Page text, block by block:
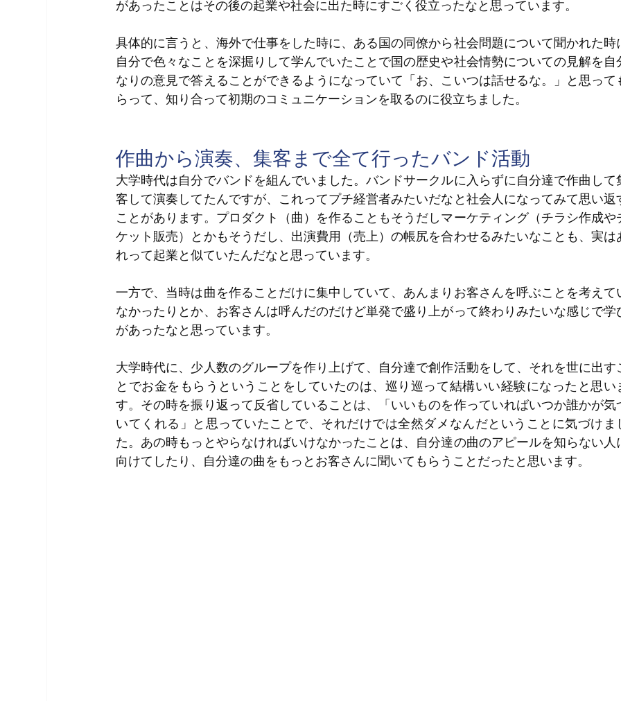
があったことはその後の起業や社会に出た時にすごく役立ったなと思っています。
具体的に言うと、海外で仕事をした時に、ある国の同僚から社会問題について聞かれた時
自分で色々なことを深掘りして学んでいたことで国の歴史や社会情勢についての見解を自
なりの意見で答えることができるようになっていて「お、こいつは話せるな。」と思って
らって、知り合って初期のコミュニケーションを取るのに役立ちました。
作曲から演奏、集客まで全て行ったバンド活動
大学時代は自分でバンドを組んでいました。バンドサークルに入らずに自分達で作曲して
客して演奏してたんですが、これってプチ経営者みたいだなと社会人になってみて思い返
ことがあります。プロダクト（曲）を作ることもそうだしマーケティング（チラシ作成や
ケット販売）とかもそうだし、出演費用（売上）の帳尻を合わせるみたいなことも、実は
れって起業と似ていたんだなと思っています。
一方で、当時は曲を作ることだけに集中していて、あんまりお客さんを呼ぶことを考えて
なかったりとか、お客さんは呼んだのだけど単発で盛り上がって終わりみたいな感じで学
があったなと思っています。
大学時代に、少人数のグループを作り上げて、自分達で創作活動をして、それを世に出す
とでお金をもらうということをしていたのは、巡り巡って結構いい経験になったと思い
す。その時を振り返って反省していることは、「いいものを作っていればいつか誰かが気
いてくれる」と思っていたことで、それだけでは全然ダメなんだということに気づけま
た。あの時もっとやらなければいけなかったことは、自分達の曲のアピールを知らない人
向けてしたり、自分達の曲をもっとお客さんに聞いてもらうことだったと思います。